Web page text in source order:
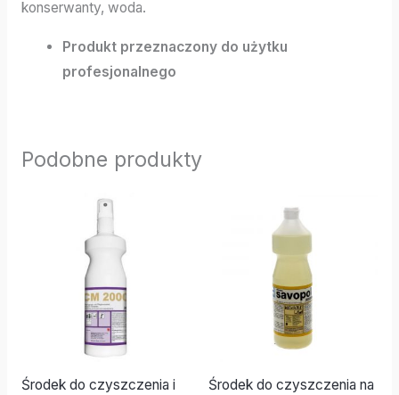
konserwanty, woda.
Produkt przeznaczony do użytku
profesjonalnego
Podobne produkty
Środek do czyszczenia i
Środek do czyszczenia na